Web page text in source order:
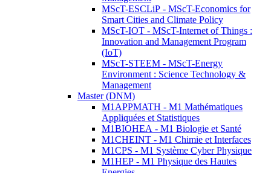
MScT-ESCLiP - MScT-Economics for
Smart Cities and Climate Policy
MScT-IOT - MScT-Internet of Things :
Innovation and Management Program
(IoT)
MScT-STEEM - MScT-Energy
Environment : Science Technology &
Management
Master (DNM)
M1APPMATH - M1 Mathématiques
Appliquées et Statistiques
M1BIOHEA - M1 Biologie et Santé
M1CHEINT - M1 Chimie et Interfaces
M1CPS - M1 Système Cyber Physique
M1HEP - M1 Physique des Hautes